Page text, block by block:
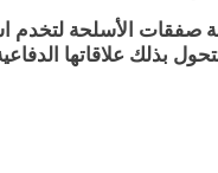
صفقات الأسلحة لتخدم
بذلك علاقاتها